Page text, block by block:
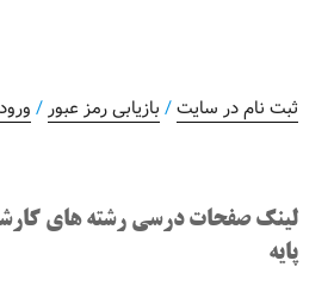
ثبت نام در سایت/ بازیابی رمز عبور/
لینک صفحات درسی رشته های
پایه